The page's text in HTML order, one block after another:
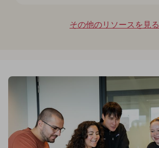
その他のリソースを見る